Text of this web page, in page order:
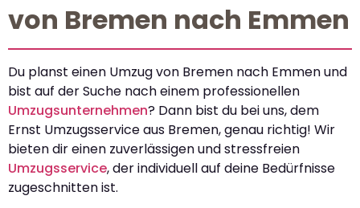
von Bremen nach Emmen
Du planst einen Umzug von Bremen nach Emmen und
bist auf der Suche nach einem professionellen
Umzugsunternehmen? Dann bist du bei uns, dem
Ernst Umzugsservice aus Bremen, genau richtig! Wir
bieten dir einen zuverlässigen und stressfreien
Umzugsservice, der individuell auf deine Bedürfnisse
zugeschnitten ist.